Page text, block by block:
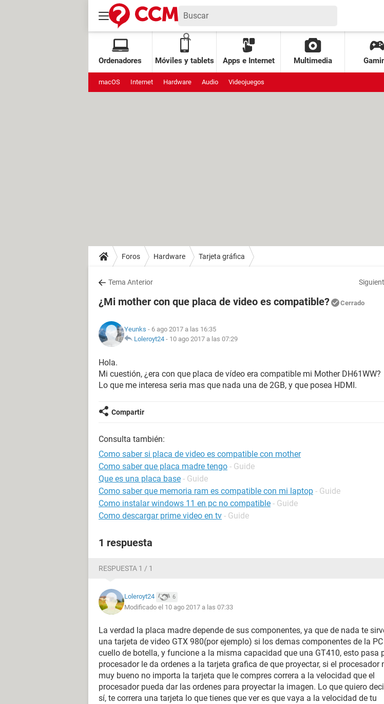
Ordenadores Móviles y tablets Apps e Internet Multimedia
macOS Internet Hardware Audio Videojuegos
Foros Hardware Tarjeta gráfica
Tema Anterior
¿Mi mother con que placa de video es compatible? Cerrado
Yeunks - 6 ago 2017 a las 16:35
Loleroyt24 - 10 ago 2017 a las 07:29
Hola.
Mi cuestión, ¿era con que placa de vídeo era compatible mi Mother DH61WW?
Lo que me interesa seria mas que nada una de 2GB, y que posea HDMI.
Compartir
Consulta también:
Como saber si placa de video es compatible con mother
Como saber que placa madre tengo - Guide
Que es una placa base - Guide
Como saber que memoria ram es compatible con mi laptop - Guide
Como instalar windows 11 en pc no compatible - Guide
Como descargar prime video en tv - Guide
1 respuesta
RESPUESTA 1 / 1
Loleroyt24 6
Modificado el 10 ago 2017 a las 07:33
La verdad la placa madre depende de sus componentes, ya que de nada te
una tarjeta de video GTX 980(por ejemplo) si los demas componentes de la
cuello de botella, y funcione a la misma capacidad que una GT410, esto pasa
procesador le da ordenes a la tarjeta grafica de que proyectar, si el procesador
muy bueno no importa la tarjeta que le compres correra a la velocidad que el
procesador pueda dar las ordenes para proyectar la imagen. Lo que quiero
sí, te correra una tarjeta lo que tienes que ver es que vaya a la velocidad de tu